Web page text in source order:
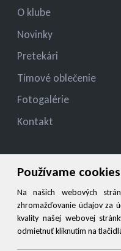
Používame cookies
Na našich webových
zhromažďovanie údajov za
kvality našej webovej
odmietnuť kliknutím na
O klube
Novinky
Pretekári
Tímové oblečenie
Fotogalérie
Kontakt
Kontakt
+421 944 545 900